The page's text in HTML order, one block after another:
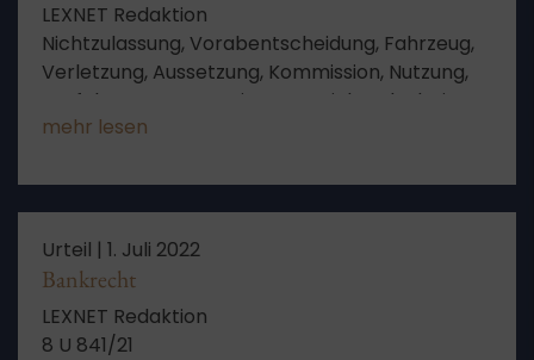
LEXNET Redaktion
Nichtzulassung, Vorabentscheidung, Fahrzeug,
Verletzung, Aussetzung, Kommission, Nutzung,
Verfahren, EuGH, Register, Betriebserlaubnis,
Betriebsuntersagung, Zulassung,
Zulassung des Fahrzeugs
mehr lesen
Urteil | 1. Juli 2022
Bankrecht
LEXNET Redaktion
8 U 841/21